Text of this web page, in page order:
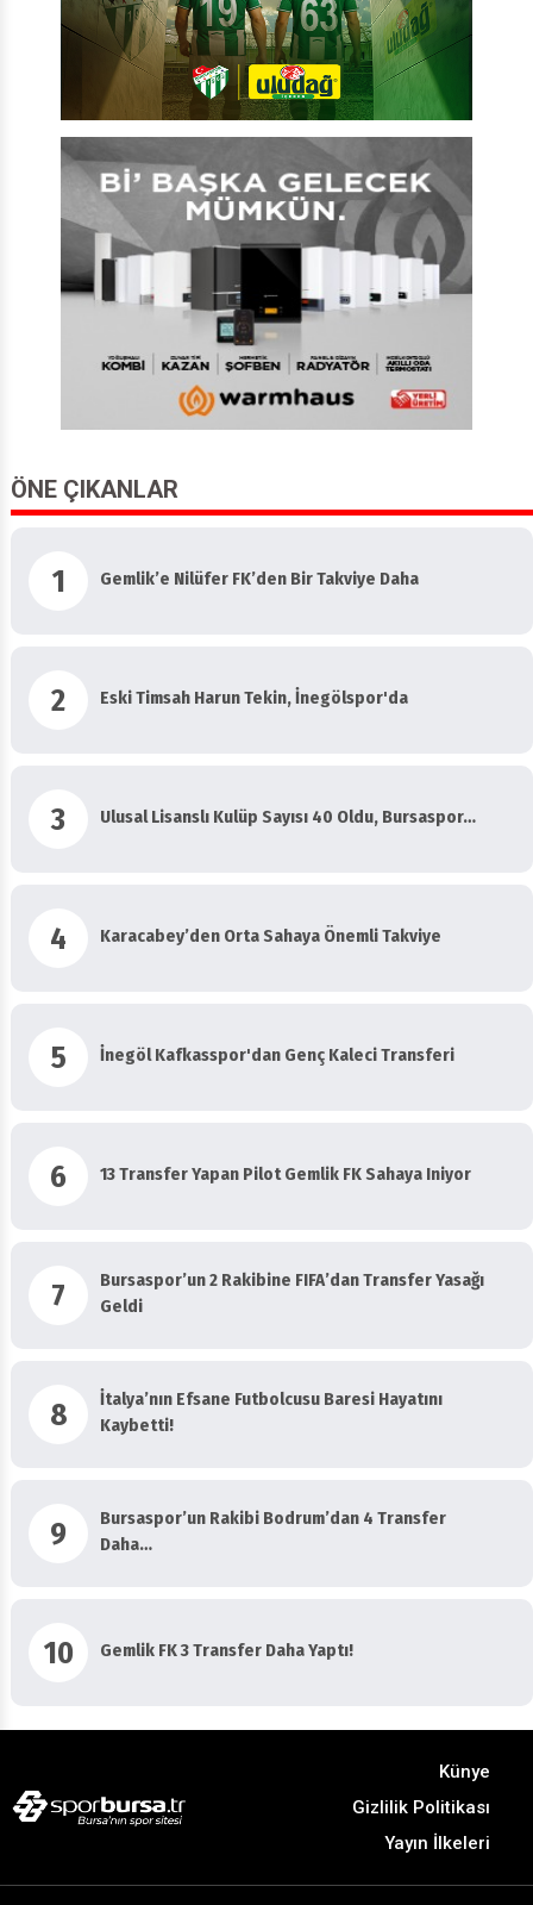
ÖNE ÇIKANLAR
1 Gemlik’e Nilüfer FK’den Bir Takviye Daha
2 Eski Timsah Harun Tekin, İnegölspor'da
3 Ulusal Lisanslı Kulüp Sayısı 40 Oldu, Bursaspor…
4 Karacabey’den Orta Sahaya Önemli Takviye
5 İnegöl Kafkasspor'dan Genç Kaleci Transferi
6 13 Transfer Yapan Pilot Gemlik FK Sahaya Iniyor
7
Bursaspor’un 2 Rakibine FIFA’dan Transfer Yasağı
Geldi
8
İtalya’nın Efsane Futbolcusu Baresi Hayatını
Kaybetti!
9
Bursaspor’un Rakibi Bodrum’dan 4 Transfer
Daha…
10 Gemlik FK 3 Transfer Daha Yaptı!
Künye
Gizlilik Politikası
Yayın İlkeleri